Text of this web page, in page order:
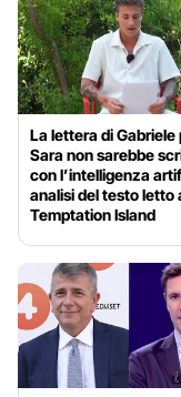
La lettera di Gabriele
Sara non sarebbe
con l’intelligenza
analisi del testo letto
Temptation Island